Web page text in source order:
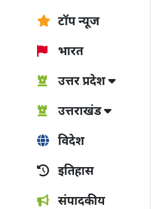
टॉप न्यूज
भारत
उत्तर प्रदेश
उत्तराखंड
विदेश
इतिहास
संपादकीय